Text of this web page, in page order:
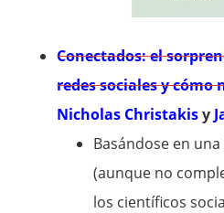
Conectados: el
redes sociales y cómo
Nicholas Christakisy
Basándose en
(aunque no
los científicos